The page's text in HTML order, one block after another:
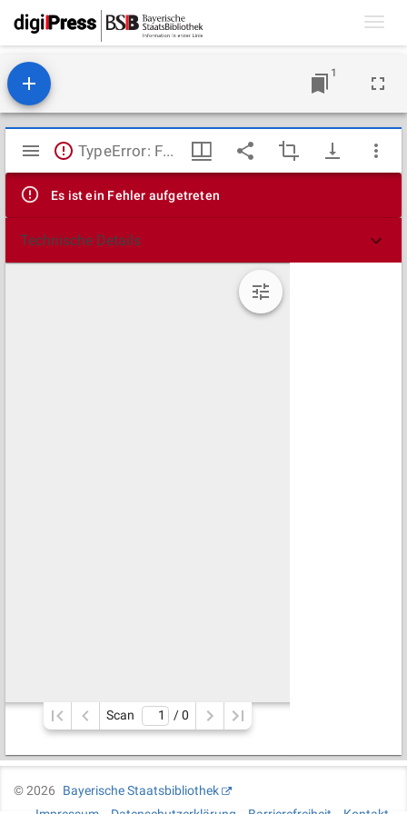
1
Mirador
Viewer
TypeError: Failed to fetch
Es ist ein Fehler aufgetreten
Technische Details
Scan / 0
©2026
Bayerische Staatsbibliothek